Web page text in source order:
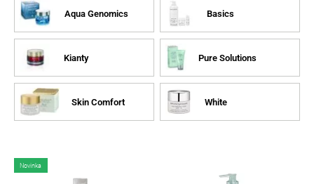
Aqua Genomics Basics
Kianty Pure Solutions
Skin Comfort White
Novinka